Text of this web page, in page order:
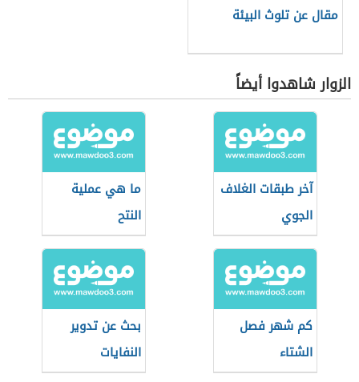
مقال عن تلوث البيئة
الزوار شاهدوا أيضاً
آخر طبقات الغلاف
الجوي
ما هي عملية
النتح
كم شهر فصل
الشتاء
بحث عن تدوير
النفايات